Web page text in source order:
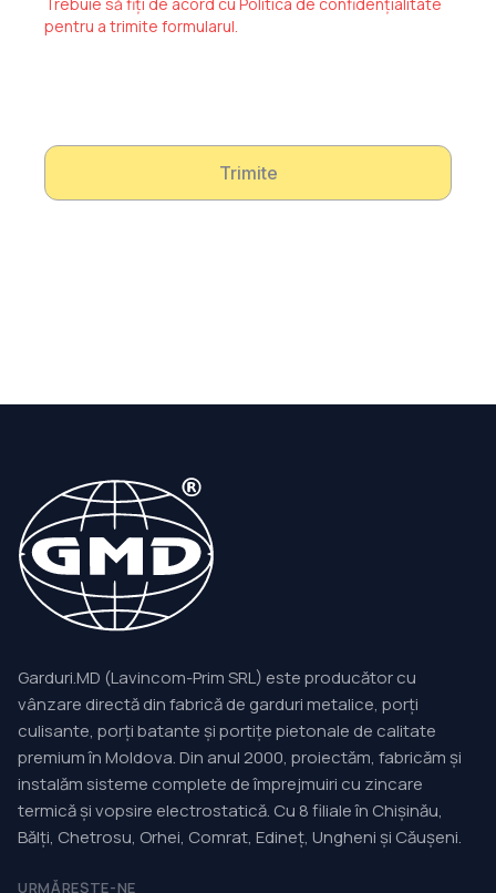
pentru a trimite formularul.
Trimite
Garduri.MD (Lavincom-Prim SRL) este producător cu
vânzare directă din fabrică de garduri metalice, porți
culisante, porți batante și portițe pietonale de calitate
premium în Moldova. Din anul 2000, proiectăm, fabricăm și
instalăm sisteme complete de împrejmuiri cu zincare
termică și vopsire electrostatică. Cu 8 filiale în Chișinău,
Bălți, Chetrosu, Orhei, Comrat, Edineț, Ungheni și Căușeni.
URMĂREȘTE-NE